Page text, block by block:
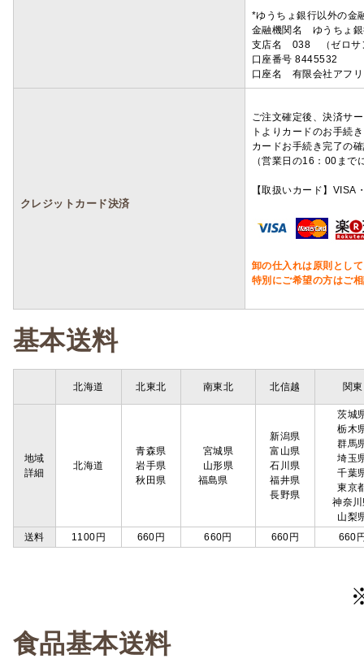
*ゆうちょ銀行以外の金
金融機関名 ゆうちょ
支店名 038 （ゼロサ
口座番号 8445532
口座名 有限会社アフ
クレジットカード決済
ご注文確定後、決済サ
トよりカードのお手続
カードお手続き完了の
（営業日の16：00ま
【取扱いカード】
卸の仕入れは原則とし
特別にご希望の方はご
基本送料
北海道 北東北 南東北 北信越 関東
地域
詳細
北海道
青森県
岩手県
秋田県
宮城県
山形県
福島県
新潟県
富山県
石川県
福井県
長野県
茨城
栃木
群馬
埼玉
千葉
東京
神奈
山梨
送料
1100円 660円 660円 660円 660
食品基本送料